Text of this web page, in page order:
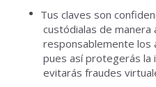
Tus claves son
custódialas de manera
responsablemente los
pues así protegerás la
evitarás fraudes